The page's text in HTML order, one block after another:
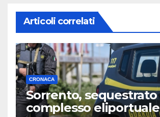
Articoli correlati
CRONACA
Sorrento, sequestrato
complesso eliportuale